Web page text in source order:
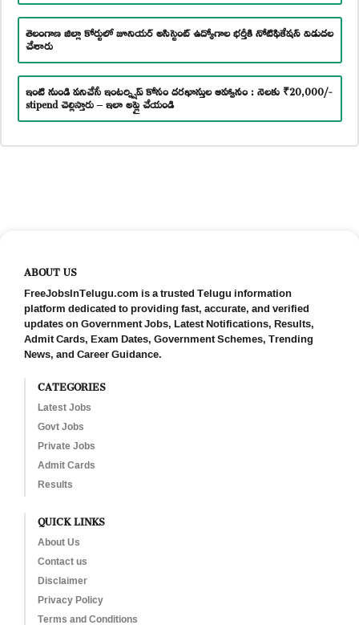
తెలంగాణ జిల్లా కోర్టులో జూనియర్ అసిస్టెంట్ ఉద్యోగాల భర్తీకి నోటిఫికేషన్ విడుదల
చేశారు
ఇంటి నుండి పనిచేసే ఇంటర్న్షిప్ కోసం దరఖాస్తుల ఆహ్వానం : నెలకు ₹20,000/-
stipend చెల్లిస్తారు – ఇలా అప్లై చేయండి
ABOUT US
FreeJobsInTelugu.com is a trusted Telugu information
platform dedicated to providing fast, accurate, and verified
updates on Government Jobs, Latest Notifications, Results,
Admit Cards, Exam Dates, Government Schemes, Trending
News, and Career Guidance.
CATEGORIES
Latest Jobs
Govt Jobs
Private Jobs
Admit Cards
Results
QUICK LINKS
About Us
Contact us
Disclaimer
Privacy Policy
Terms and Conditions